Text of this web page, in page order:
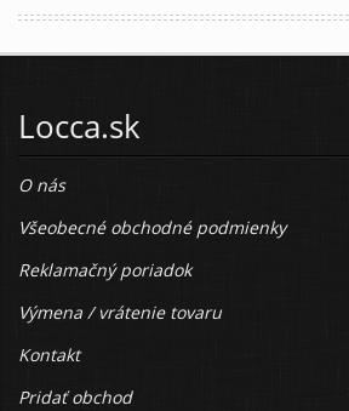
Locca.sk
O nás
Všeobecné obchodné podmienky
Reklamačný poriadok
Výmena / vrátenie tovaru
Kontakt
Pridať obchod